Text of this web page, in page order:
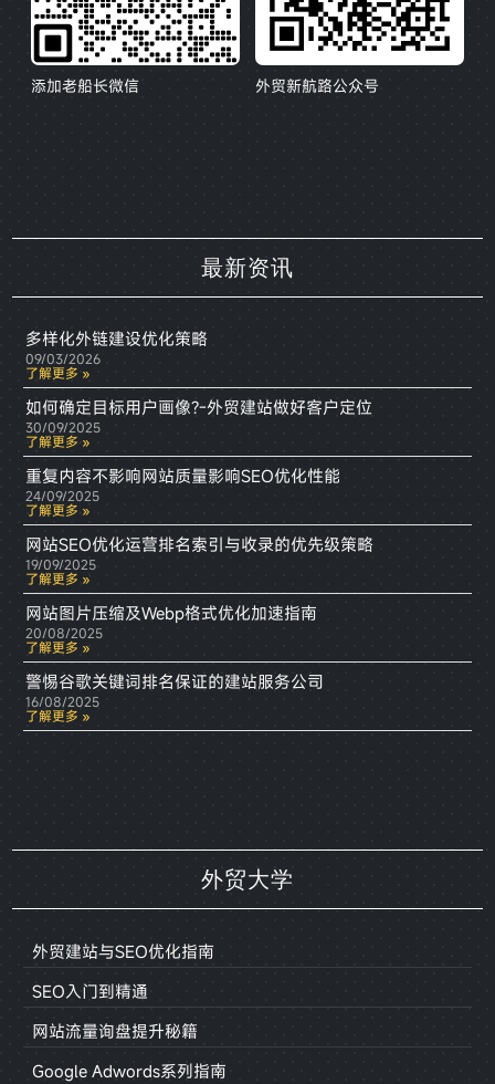
添加老船长微信 外贸新航路公众号
最新资讯
多样化外链建设优化策略
09/03/2026
了解更多 »
如何确定目标用户画像?-外贸建站做好客户定位
30/09/2025
了解更多 »
重复内容不影响网站质量影响SEO优化性能
24/09/2025
了解更多 »
网站SEO优化运营排名索引与收录的优先级策略
19/09/2025
了解更多 »
网站图片压缩及Webp格式优化加速指南
20/08/2025
了解更多 »
警惕谷歌关键词排名保证的建站服务公司
16/08/2025
了解更多 »
外贸大学
外贸建站与SEO优化指南
SEO入门到精通
网站流量询盘提升秘籍
Google Adwords系列指南